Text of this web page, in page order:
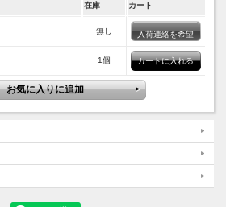
在庫 カート
無し 入荷連絡を希望
1個